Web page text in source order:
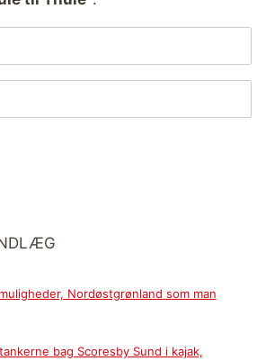
Nordøstgrønland som man
bag Scoresby Sund i kajak,